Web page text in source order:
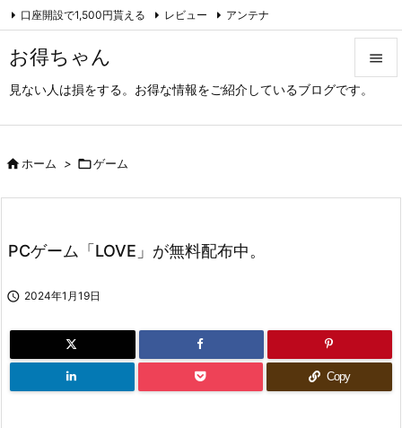
お得ちゃん
見ない人は損をする。お得な情報をご紹介しているブログです。

口座開設で1,500円貰える レビュー アンテナ
アーカイブ（旧サイト）
ホーム > ゲーム
PCゲーム「LOVE」が無料配布中。
 2024年1月19日
Copy